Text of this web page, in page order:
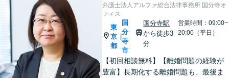
弁護士法人アルファ総合法律事務所 国分寺オ
フィス
東
京
都
|
国
分
寺
市
国分寺駅
から徒歩3
分
営業時間：09:00~
20:00（平日）
【初回相談無料】【離婚問題の経験が
豊富】長期化する離婚問題も、最後ま